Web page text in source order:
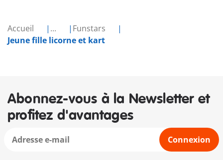
Accueil ...
Funstars
Jeune fille licorne et kart
Abonnez-vous à la Newsletter et
profitez d'avantages
Connexion